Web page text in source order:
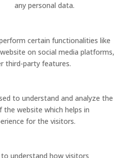
any personal data.
certain functionalities like
on social media platforms,
third-party features.
to understand and analyze the
website which helps in
for the visitors.
understand how visitors